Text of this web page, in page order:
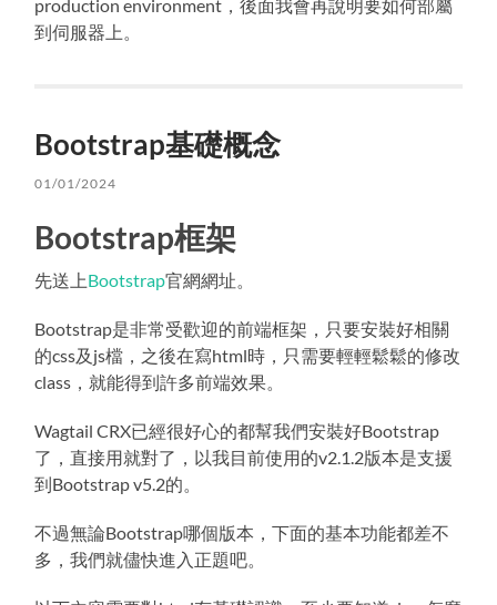
production environment，後面我會再說明要如何部屬
到伺服器上。
Bootstrap基礎概念
01/01/2024
Bootstrap框架
先送上Bootstrap官網網址。
Bootstrap是非常受歡迎的前端框架，只要安裝好相關
的css及js檔，之後在寫html時，只需要輕輕鬆鬆的修改
class，就能得到許多前端效果。
Wagtail CRX已經很好心的都幫我們安裝好Bootstrap
了，直接用就對了，以我目前使用的v2.1.2版本是支援
到Bootstrap v5.2的。
不過無論Bootstrap哪個版本，下面的基本功能都差不
多，我們就儘快進入正題吧。